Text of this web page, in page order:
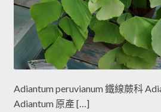
Adiantum peruvianum 鐵線蕨科
Adiantum 原產 […]